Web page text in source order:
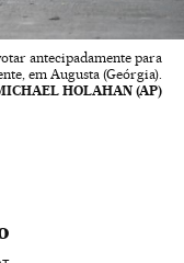
antecipadamente para
em Augusta (Geórgia).
HOLAHAN (AP)